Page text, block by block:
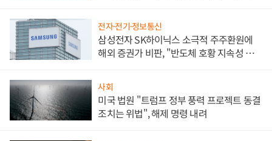
전자·전기·정보통신
삼성전자 SK하이닉스 소극적 주주환원에
해외 증권가 비판, "반도체 호황 지속성 의
사회
미국 법원 "트럼프 정부 풍력 프로젝트 동결
조치는 위법", 해제 명령 내려